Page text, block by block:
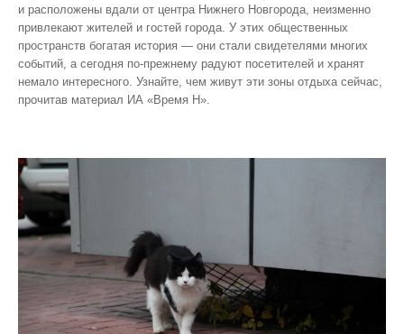
и расположены вдали от центра Нижнего Новгорода, неизменно
привлекают жителей и гостей города. У этих общественных
пространств богатая история — они стали свидетелями многих
событий, а сегодня по‑прежнему радуют посетителей и хранят
немало интересного. Узнайте, чем живут эти зоны отдыха сейчас,
прочитав материал ИА «Время Н».